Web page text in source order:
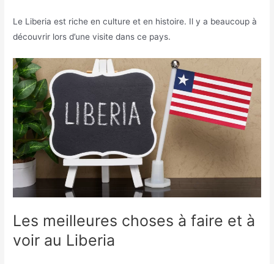
Le Liberia est riche en culture et en histoire. Il y a beaucoup à
découvrir lors d’une visite dans ce pays.
Les meilleures choses à faire et à
voir au Liberia